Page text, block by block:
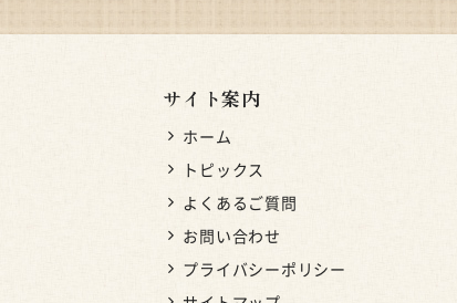
サイト案内
ホーム
トピックス
よくあるご質問
お問い合わせ
プライバシーポリシー